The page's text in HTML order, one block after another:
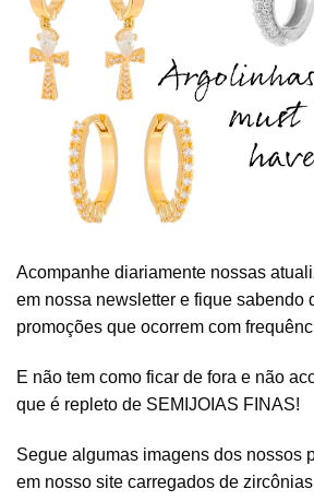
Acompanhe diariamente nossas
em nossa newsletter e fique sabendo
promoções que ocorrem com
E não tem como ficar de fora e não
que é repleto de SEMIJOIAS FINAS!
Segue algumas imagens dos nossos
em nosso site carregados de